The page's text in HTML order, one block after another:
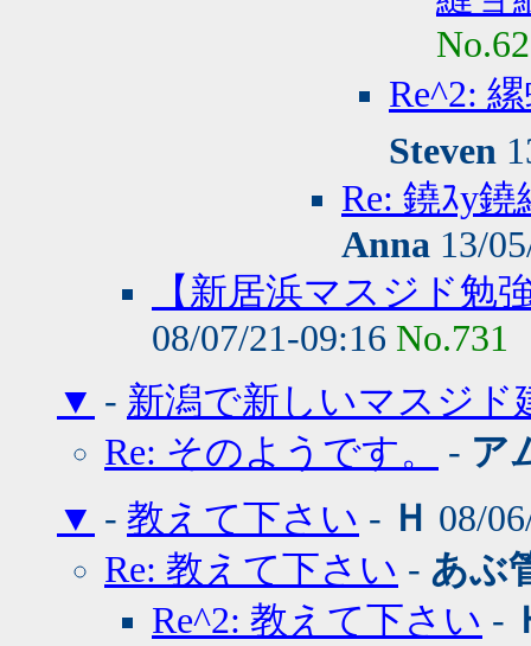
Re^2:
Steven
Re: 鐃ｽy
Anna 13/
【新居浜マスジド勉
08/07/21-09:16 No.731
▼ - 新潟で新しいマスジド
Re: そのようです。
- ア
▼ - 教えて下さい - Ｈ 08/
Re: 教えて下さい - あぶ
Re^2: 教えて下さい -